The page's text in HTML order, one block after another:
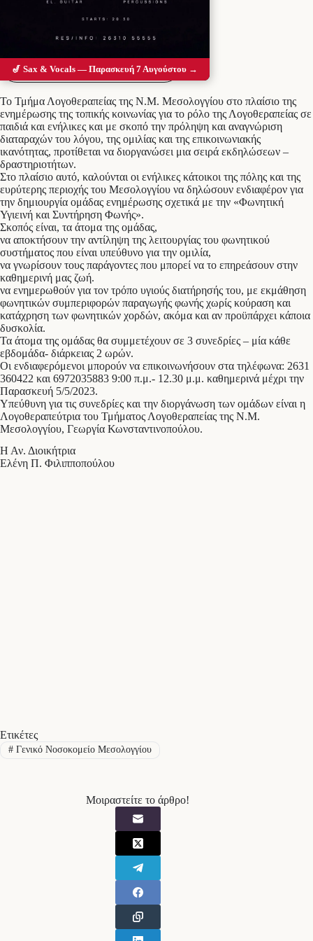
Προσθέστε το Messolonghi Voice ως
προτιμώμενη πηγή στο Google
Το Τμήμα Λογοθεραπείας της Ν.Μ. Μεσολογγίου στο πλαίσιο της
ενημέρωσης της τοπικής κοινωνίας για το ρόλο της Λογοθεραπείας σε
παιδιά και ενήλικες και με σκοπό την πρόληψη και αναγνώριση
διαταραχών του λόγου, της ομιλίας και της επικοινωνιακής
ικανότητας, προτίθεται να διοργανώσει μια σειρά εκδηλώσεων –
δραστηριοτήτων.
Στο πλαίσιο αυτό, καλούνται οι ενήλικες κάτοικοι της πόλης και της
ευρύτερης περιοχής του Μεσολογγίου να δηλώσουν ενδιαφέρον για
την δημιουργία ομάδας ενημέρωσης σχετικά με την «Φωνητική
Υγιεινή και Συντήρηση Φωνής».
Σκοπός είναι, τα άτομα της ομάδας,
να αποκτήσουν την αντίληψη της λειτουργίας του φωνητικού
συστήματος που είναι υπεύθυνο για την ομιλία,
να γνωρίσουν τους παράγοντες που μπορεί να το επηρεάσουν στην
καθημερινή μας ζωή.
να ενημερωθούν για τον τρόπο υγιούς διατήρησής του, με εκμάθηση
φωνητικών συμπεριφορών παραγωγής φωνής χωρίς κούραση και
κατάχρηση των φωνητικών χορδών, ακόμα και αν προϋπάρχει κάποια
δυσκολία.
Τα άτομα της ομάδας θα συμμετέχουν σε 3 συνεδρίες – μία κάθε
εβδομάδα- διάρκειας 2 ωρών.
Οι ενδιαφερόμενοι μπορούν να επικοινωνήσουν στα τηλέφωνα: 2631
360422 και 6972035883 9:00 π.μ.- 12.30 μ.μ. καθημερινά μέχρι την
Παρασκευή 5/5/2023.
Υπεύθυνη για τις συνεδρίες και την διοργάνωση των ομάδων είναι η
Λογοθεραπεύτρια του Τμήματος Λογοθεραπείας της Ν.Μ.
Μεσολογγίου, Γεωργία Κωνσταντινοπούλου.
Η Αν. Διοικήτρια
Ελένη Π. Φιλιπποπούλου
Ετικέτες
#Γενικό Νοσοκομείο Μεσολογγίου
Μοιραστείτε το άρθρο!
🎷 Sax & Vocals — Παρασκευή 7 Αυγούστου →